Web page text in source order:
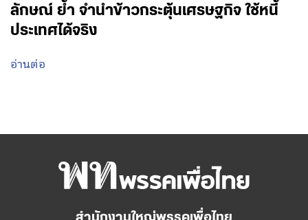
ลักษณ์ ย้ำ จำนำข้าวกระตุ้นเศรษฐกิจ ใช้หนี้
ประเทศได้จริง
อ่านต่อ